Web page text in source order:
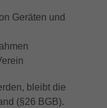
Geräten und
bleibt die
(§26 BGB).